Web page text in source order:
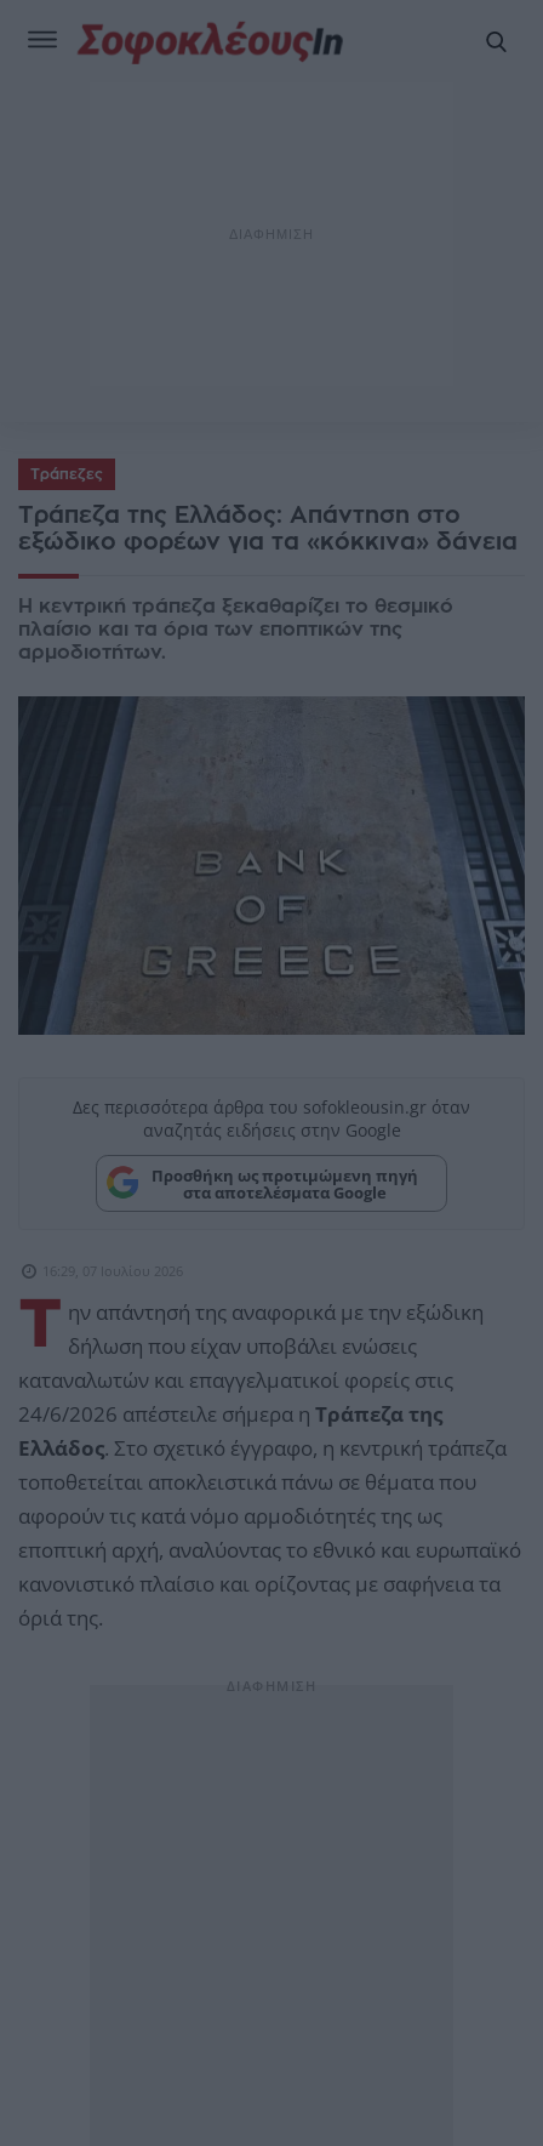
Τράπεζες
Τράπεζα της Ελλάδος: Απάντηση στο
εξώδικο φορέων για τα «κόκκινα» δάνεια
Η κεντρική τράπεζα ξεκαθαρίζει το θεσμικό
πλαίσιο και τα όρια των εποπτικών της
αρμοδιοτήτων.
Δες περισσότερα άρθρα του sofokleousin.gr όταν
αναζητάς ειδήσεις στην Google
Προσθήκη ως προτιμώμενη πηγή
στα αποτελέσματα Google
16:29, 07 Ιουλίου 2026
Τ ην απάντησή της αναφορικά με την εξώδικη
δήλωση που είχαν υποβάλει ενώσεις
καταναλωτών και επαγγελματικοί φορείς στις
24/6/2026 απέστειλε σήμερα η Τράπεζα της
Ελλάδος. Στο σχετικό έγγραφο, η κεντρική τράπεζα
τοποθετείται αποκλειστικά πάνω σε θέματα που
αφορούν τις κατά νόμο αρμοδιότητές της ως
εποπτική αρχή, αναλύοντας το εθνικό και ευρωπαϊκό
κανονιστικό πλαίσιο και ορίζοντας με σαφήνεια τα
όριά της.